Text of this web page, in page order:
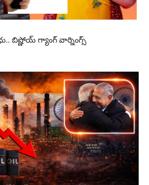
బిష్ణోయ్ గ్యాంగ్ వార్నింగ్స్‌